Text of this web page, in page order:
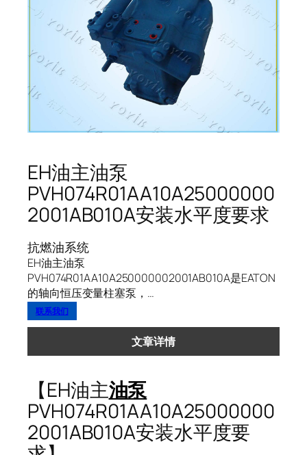
EH油主油泵
PVH074R01AA10A25000000
2001AB010A安装水平度要求
抗燃油系统
EH油主油泵
PVH074R01AA10A250000002001AB010A是EATON
的轴向恒压变量柱塞泵，…
联系我们
文章详情
【EH油主油泵
PVH074R01AA10A25000000
2001AB010A安装水平度要